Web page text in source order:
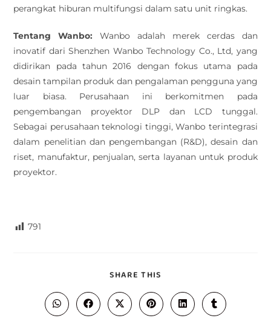
perangkat hiburan multifungsi dalam satu unit ringkas.
Tentang Wanbo:Wanbo adalah merek cerdas dan
inovatif dari Shenzhen Wanbo Technology Co., Ltd, yang
didirikan pada tahun 2016 dengan fokus utama pada
desain tampilan produk dan pengalaman pengguna yang
luar biasa. Perusahaan ini berkomitmen pada
pengembangan proyektor DLP dan LCD tunggal.
Sebagai perusahaan teknologi tinggi, Wanbo terintegrasi
dalam penelitian dan pengembangan (R&D), desain dan
riset, manufaktur, penjualan, serta layanan untuk produk
proyektor.
791
SHARE THIS